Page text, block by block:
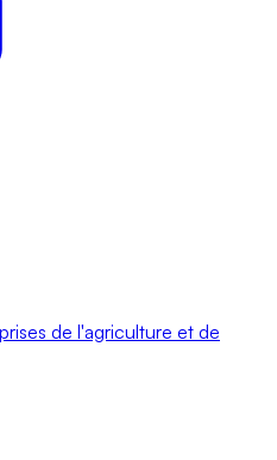
de l'agriculture et de